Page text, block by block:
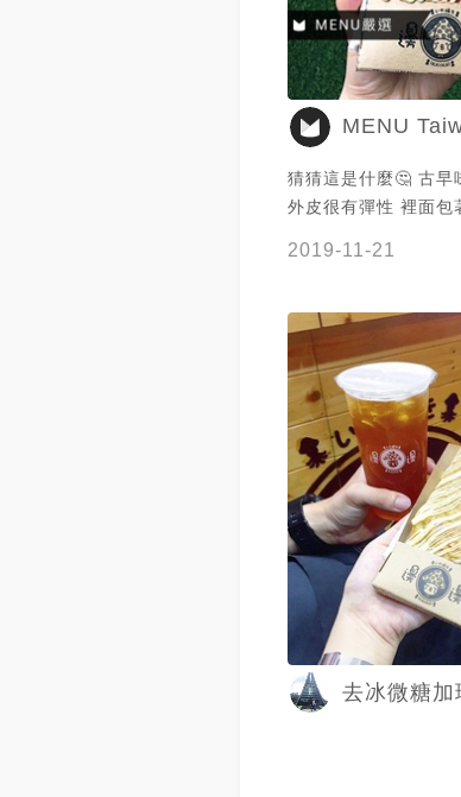
MENU
猜猜這是什麼🤔 古早
外皮很有彈性 裡面包
日式醬料鹹甜鹹甜的
客👋🏻快來發嘍一個
2019-11-21
去冰微糖加